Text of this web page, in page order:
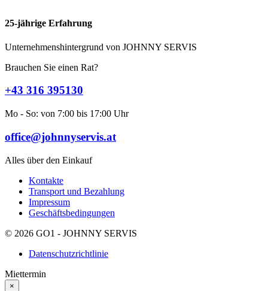
25-jährige Erfahrung
Unternehmenshintergrund von JOHNNY SERVIS
Brauchen Sie einen Rat?
+43 316 395130
Mo - So: von 7:00 bis 17:00 Uhr
office@johnnyservis.at
Alles über den Einkauf
Kontakte
Transport und Bezahlung
Impressum
Geschäftsbedingungen
© 2026 GO1 - JOHNNY SERVIS
Datenschutzrichtlinie
Miettermin
×